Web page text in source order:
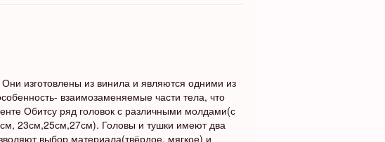
изготовлены из винила и являются одними из
взаимозаменяемые части тела, что
Обитсу ряд головок с различными молдами(с
23см,25см,27см). Головы и тушки имеют два
выбор материала(твёрдое, мягкое) и